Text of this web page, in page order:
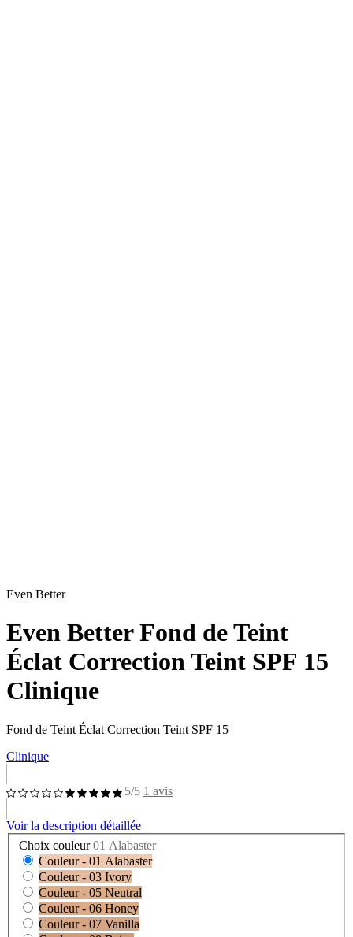
Even Better
Even Better Fond de Teint
Éclat Correction Teint SPF 15
Clinique
Fond de Teint Éclat Correction Teint SPF 15
Clinique
5/5 1 avis
Voir la description détaillée
Choix couleur01 Alabaster
Couleur - 01 Alabaster
Couleur - 03 Ivory
Couleur - 05 Neutral
Couleur - 06 Honey
Couleur - 07 Vanilla